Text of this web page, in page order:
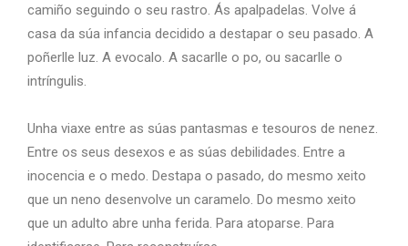
camiño seguindo o seu rastro. Ás apalpadelas. Volve á
casa da súa infancia decidido a destapar o seu pasado. A
poñerlle luz. A evocalo. A sacarlle o po, ou sacarlle o
intríngulis.
Unha viaxe entre as súas pantasmas e tesouros de nenez.
Entre os seus desexos e as súas debilidades. Entre a
inocencia e o medo. Destapa o pasado, do mesmo xeito
que un neno desenvolve un caramelo. Do mesmo xeito
que un adulto abre unha ferida. Para atoparse. Para